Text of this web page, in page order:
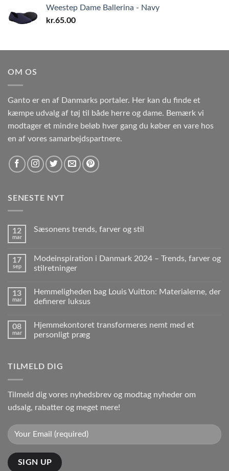
Weestep Dame Ballerina - Navy
kr.65.00
OM OS
Ganto er en af Danmarks portaler. Her kan du finde et
kæmpe udvalg af tøj til både herre og dame. Bemærk vi
modtager et mindre beløb hver gang du køber en vare hos
en af vores samarbejdspartnere.
SENESTE NYT
12
mar
Sæsonens trends, farver og stil
17
sep
Modeinspiration i Danmark 2024 – Trends, farver og
stilretninger
13
mar
Hemmeligheden bag Louis Vuitton: Materialerne, der
definerer luksus
08
mar
Hjemmekontoret transformeres nemt med et
personligt præg
TILMELD DIG
Tilmeld dig vores nyhedsbrev og modtag nyheder om
udsalg, rabatter og meget mere!